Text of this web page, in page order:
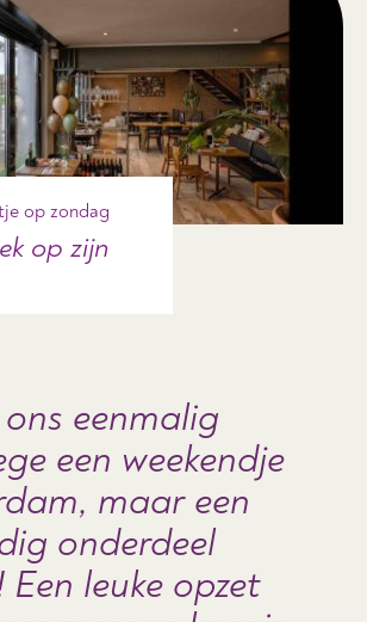
op zondag
op zijn
eenmalig
een weekendje
maar een
onderdeel
Een leuke opzet